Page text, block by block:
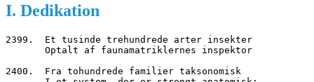
I. Dedikation
2399.  Et tusinde trehundrede arter insekter
       Optalt af faunamatriklernes inspektor
2400.  Fra tohundrede familier taksonomisk